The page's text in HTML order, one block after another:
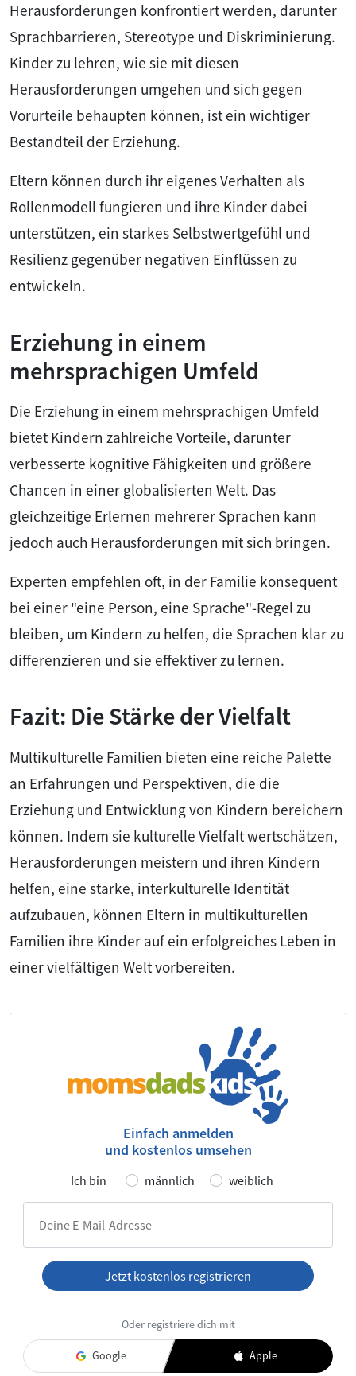
Herausforderungen konfrontiert werden, darunter
Sprachbarrieren, Stereotype und Diskriminierung.
Kinder zu lehren, wie sie mit diesen
Herausforderungen umgehen und sich gegen
Vorurteile behaupten können, ist ein wichtiger
Bestandteil der Erziehung.
Eltern können durch ihr eigenes Verhalten als
Rollenmodell fungieren und ihre Kinder dabei
unterstützen, ein starkes Selbstwertgefühl und
Resilienz gegenüber negativen Einflüssen zu
entwickeln.
Erziehung in einem
mehrsprachigen Umfeld
Die Erziehung in einem mehrsprachigen Umfeld
bietet Kindern zahlreiche Vorteile, darunter
verbesserte kognitive Fähigkeiten und größere
Chancen in einer globalisierten Welt. Das
gleichzeitige Erlernen mehrerer Sprachen kann
jedoch auch Herausforderungen mit sich bringen.
Experten empfehlen oft, in der Familie konsequent
bei einer "eine Person, eine Sprache"-Regel zu
bleiben, um Kindern zu helfen, die Sprachen klar zu
differenzieren und sie effektiver zu lernen.
Fazit: Die Stärke der Vielfalt
Multikulturelle Familien bieten eine reiche Palette
an Erfahrungen und Perspektiven, die die
Erziehung und Entwicklung von Kindern bereichern
können. Indem sie kulturelle Vielfalt wertschätzen,
Herausforderungen meistern und ihren Kindern
helfen, eine starke, interkulturelle Identität
aufzubauen, können Eltern in multikulturellen
Familien ihre Kinder auf ein erfolgreiches Leben in
einer vielfältigen Welt vorbereiten.
Einfach anmelden
und kostenlos umsehen
Ich bin männlich weiblich
Deine E-Mail-Adresse
Jetzt kostenlos registrieren
Oder registriere dich mit
Google Apple